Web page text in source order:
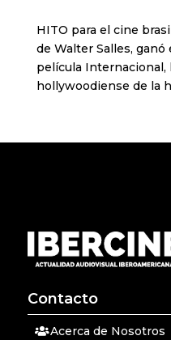
HITO para el cine
de Walter Salles,
película Internacional,
hollywoodiense de la
Contacto
Acerca de Nosotros